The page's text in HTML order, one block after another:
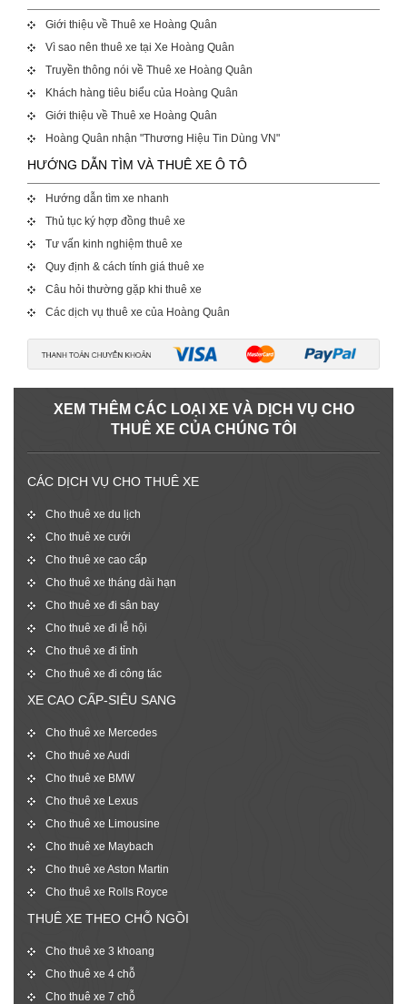
Giới thiệu về Thuê xe Hoàng Quân
Vì sao nên thuê xe tại Xe Hoàng Quân
Truyền thông nói về Thuê xe Hoàng Quân
Khách hàng tiêu biểu của Hoàng Quân
Giới thiệu về Thuê xe Hoàng Quân
Hoàng Quân nhận "Thương Hiệu Tin Dùng VN"
HƯỚNG DẪN TÌM VÀ THUÊ XE Ô TÔ
Hướng dẫn tìm xe nhanh
Thủ tục ký hợp đồng thuê xe
Tư vấn kinh nghiệm thuê xe
Quy định & cách tính giá thuê xe
Câu hỏi thường gặp khi thuê xe
Các dịch vụ thuê xe của Hoàng Quân
XEM THÊM CÁC LOẠI XE VÀ DỊCH VỤ CHO
THUÊ XE CỦA CHÚNG TÔI
CÁC DỊCH VỤ CHO THUÊ XE
Cho thuê xe du lịch
Cho thuê xe cưới
Cho thuê xe cao cấp
Cho thuê xe tháng dài hạn
Cho thuê xe đi sân bay
Cho thuê xe đi lễ hội
Cho thuê xe đi tỉnh
Cho thuê xe đi công tác
XE CAO CẤP-SIÊU SANG
Cho thuê xe Mercedes
Cho thuê xe Audi
Cho thuê xe BMW
Cho thuê xe Lexus
Cho thuê xe Limousine
Cho thuê xe Maybach
Cho thuê xe Aston Martin
Cho thuê xe Rolls Royce
THUÊ XE THEO CHỖ NGỒI
Cho thuê xe 3 khoang
Cho thuê xe 4 chỗ
Cho thuê xe 7 chỗ